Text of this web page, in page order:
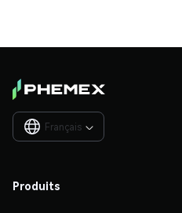
Français 
Produits